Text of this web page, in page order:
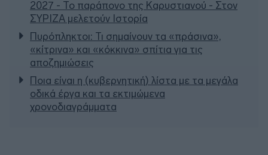
2027 - Το παράπονο της Καρυστιανού - Στον
ΣΥΡΙΖΑ μελετούν Ιστορία
Πυρόπληκτοι: Τι σημαίνουν τα «πράσινα»,
«κίτρινα» και «κόκκινα» σπίτια για τις
αποζημιώσεις
Ποια είναι η (κυβερνητική) λίστα με τα μεγάλα
οδικά έργα και τα εκτιμώμενα
χρονοδιαγράμματα